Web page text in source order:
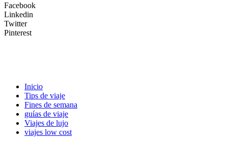
Facebook
Linkedin
Twitter
Pinterest
Inicio
Tips de viaje
Fines de semana
guías de viaje
Viajes de lujo
viajes low cost